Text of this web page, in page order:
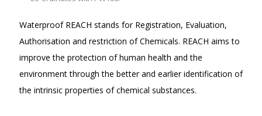
Waterproof REACH stands for Registration, Evaluation,
Authorisation and restriction of Chemicals. REACH aims to
improve the protection of human health and the
environment through the better and earlier identification of
the intrinsic properties of chemical substances.